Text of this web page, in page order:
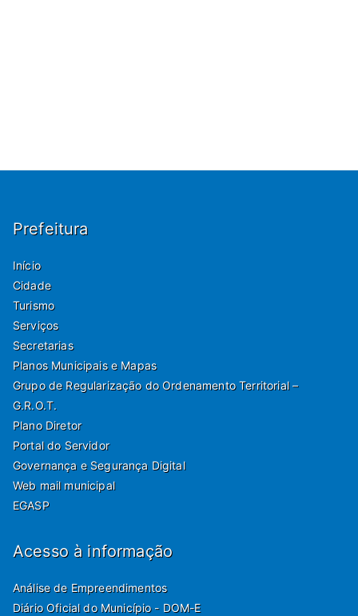
Prefeitura
Início
Cidade
Turismo
Serviços
Secretarias
Planos Municipais e Mapas
Grupo de Regularização do Ordenamento Territorial –
G.R.O.T.
Plano Diretor
Portal do Servidor
Governança e Segurança Digital
Web mail municipal
EGASP
Acesso à informação
Análise de Empreendimentos
Diário Oficial do Município - DOM-E